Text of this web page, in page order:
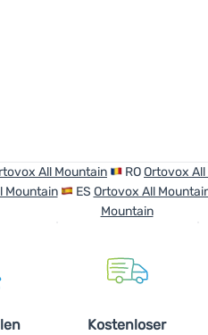
All Mountain ROOrtovox
Mountain ES Ortovox All
Mountain
Kostenloser